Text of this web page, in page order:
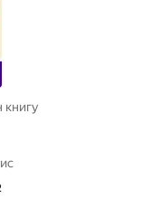
книгу